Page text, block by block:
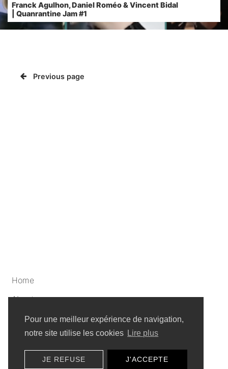
Pour une meilleur expérience de navigation,
notre site utilise les cookies Lire plus
JE REFUSE J'ACCEPTE
Franck Agulhon, Daniel Roméo & Vincent Bidal
| Quanrantine Jam #1
Previous page
Home
About
Artists
Privacy policy
Sitemap